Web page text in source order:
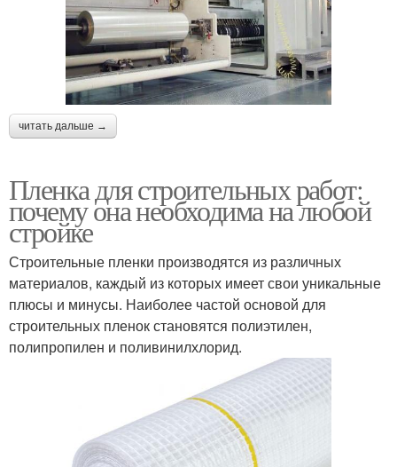
читать дальше →
Пленка для строительных работ:
почему она необходима на любой
стройке
Строительные пленки производятся из различных
материалов, каждый из которых имеет свои уникальные
плюсы и минусы. Наиболее частой основой для
строительных пленок становятся полиэтилен,
полипропилен и поливинилхлорид.